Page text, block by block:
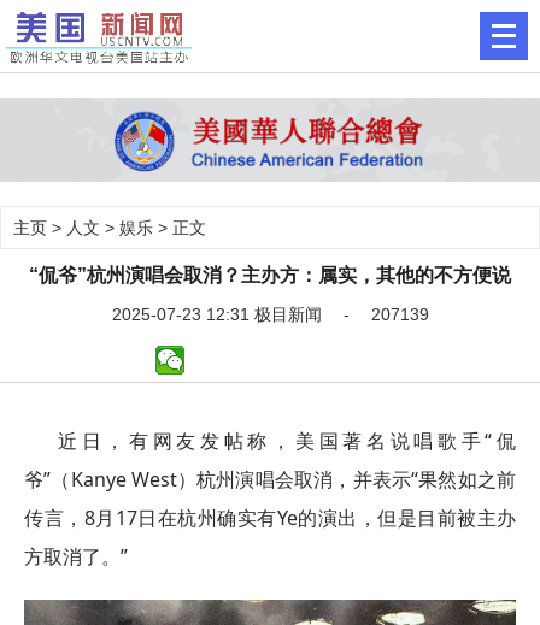
主页 > 人文 > 娱乐 > 正文
“侃爷”杭州演唱会取消？主办方：属实，其他的不方便说
2025-07-23 12:31 极目新闻 - 207139
近日，有网友发帖称，美国著名说唱歌手“侃
爷”（Kanye West）杭州演唱会取消，并表示“果然如之前
传言，8月17日在杭州确实有Ye的演出，但是目前被主办
方取消了。”